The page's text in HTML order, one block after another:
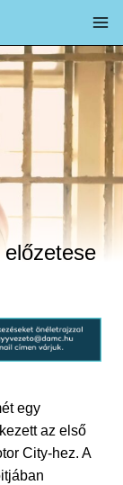
egy
az első
City-hez. A